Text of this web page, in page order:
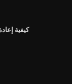
كيفية